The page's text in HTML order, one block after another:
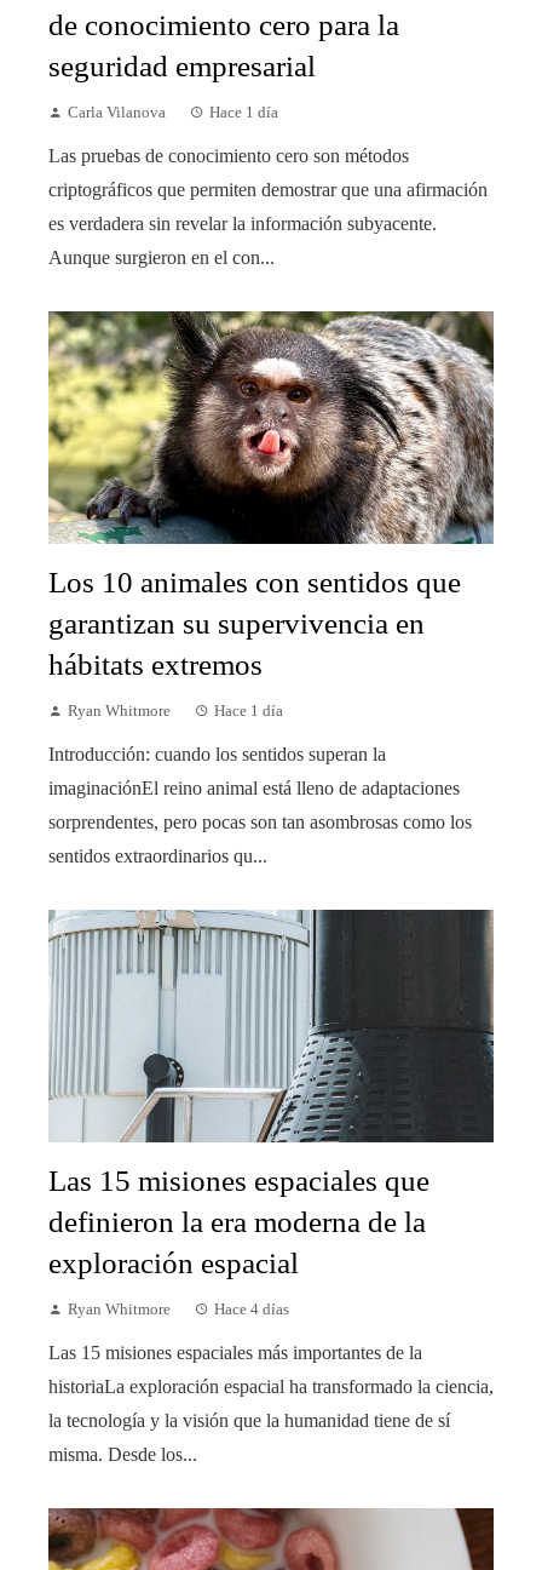
de conocimiento cero para la
seguridad empresarial
Carla Vilanova Hace 1 día
Las pruebas de conocimiento cero son métodos
criptográficos que permiten demostrar que una afirmación
es verdadera sin revelar la información subyacente.
Aunque surgieron en el con...
Los 10 animales con sentidos que
garantizan su supervivencia en
hábitats extremos
Ryan Whitmore Hace 1 día
Introducción: cuando los sentidos superan la
imaginaciónEl reino animal está lleno de adaptaciones
sorprendentes, pero pocas son tan asombrosas como los
sentidos extraordinarios qu...
Las 15 misiones espaciales que
definieron la era moderna de la
exploración espacial
Ryan Whitmore Hace 4 días
Las 15 misiones espaciales más importantes de la
historiaLa exploración espacial ha transformado la ciencia,
la tecnología y la visión que la humanidad tiene de sí
misma. Desde los...